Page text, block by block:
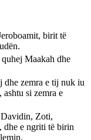
birit të
Maakah dhe
dhe zemra e tij nuk iu
si zemra e
Davidin, Zoti,
dhe e ngriti të birin